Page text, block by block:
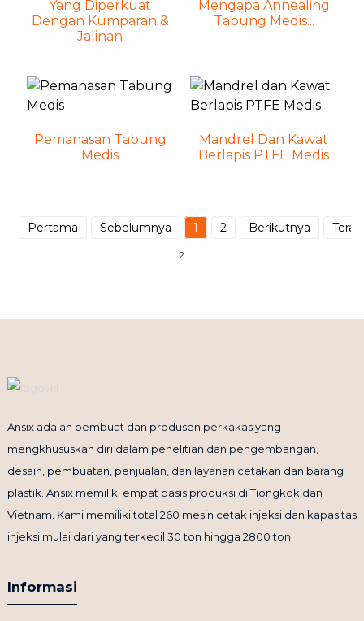
Yang Diperkuat
Dengan Kumparan &
Jalinan
Mengapa Annealing
Tabung Medis...
Pemanasan Tabung
Medis
Mandrel Dan Kawat
Berlapis PTFE Medis
Pertama Sebelumnya 1 2 Berikutnya
2
Ansix adalah pembuat dan produsen perkakas yang
mengkhususkan diri dalam penelitian dan pengembangan,
desain, pembuatan, penjualan, dan layanan cetakan dan barang
plastik. Ansix memiliki empat basis produksi di Tiongkok dan
Vietnam. Kami memiliki total 260 mesin cetak injeksi dan kapasitas
injeksi mulai dari yang terkecil 30 ton hingga 2800 ton.
Informasi